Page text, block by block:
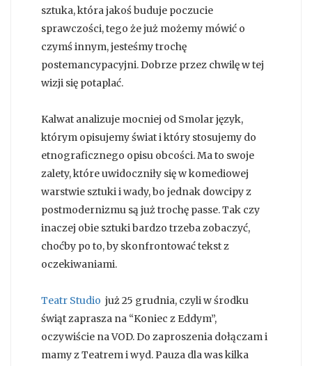
sztuka, która jakoś buduje poczucie
sprawczości, tego że już możemy mówić o
czymś innym, jesteśmy trochę
postemancypacyjni. Dobrze przez chwilę w tej
wizji się potaplać.
Kalwat analizuje mocniej od Smolar język,
którym opisujemy świat i który stosujemy do
etnograficznego opisu obcości. Ma to swoje
zalety, które uwidoczniły się w komediowej
warstwie sztuki i wady, bo jednak dowcipy z
postmodernizmu są już trochę passe. Tak czy
inaczej obie sztuki bardzo trzeba zobaczyć,
choćby po to, by skonfrontować tekst z
oczekiwaniami.
Teatr Studio już 25 grudnia, czyli w środku
świąt zaprasza na “Koniec z Eddym”,
oczywiście na VOD. Do zaproszenia dołączam i
mamy z Teatrem i wyd. Pauza dla was kilka